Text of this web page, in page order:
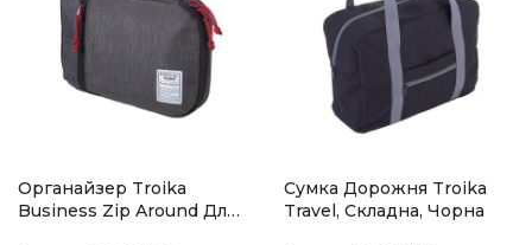
Органайзер Troika
Business Zip Around Для
Сумка Дорожня Troika
Travel, Складна, Чорна